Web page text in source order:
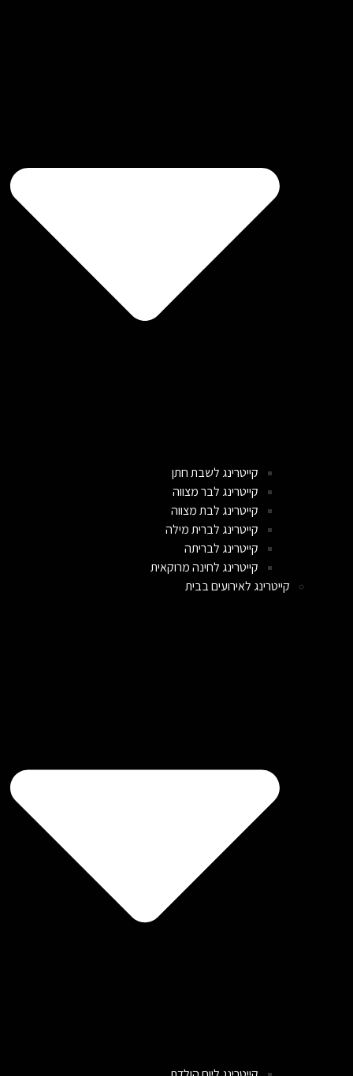
קייטרינג לשבת חתן
קייטרינג לבר מצווה
קייטרינג לבת מצווה
קייטרינג לברית מילה
קייטרינג לבריתה
קייטרינג לחינה מרוקאית
קייטרינג לאירועים בבית